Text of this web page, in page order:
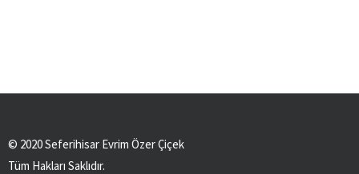
© 2020 Seferihisar Evrim Özer Çiçek
Tüm Hakları Saklıdır.